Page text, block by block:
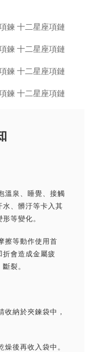
溫泉、睡覺、接觸
、髒汙等卡入其
等變化。
擦等動作使用首
會造成金屬疲
裂。
納於夾鍊袋中，
後再收入袋中。